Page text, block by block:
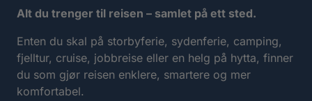
Alt du trenger til reisen – samlet på ett sted.
Enten du skal på storbyferie, sydenferie, camping,
fjelltur, cruise, jobbreise eller en helg på hytta, finner
du som gjør reisen enklere, smartere og mer
komfortabel.